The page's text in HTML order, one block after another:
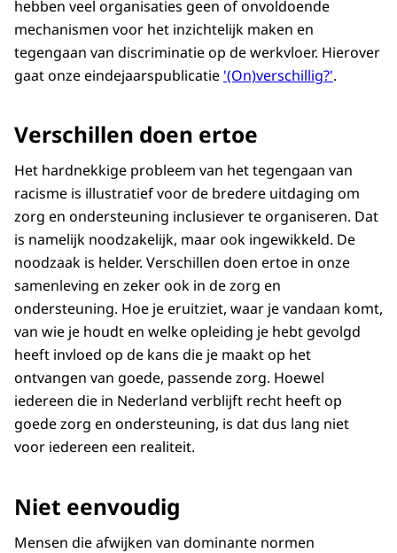
hebben veel organisaties geen of onvoldoende
mechanismen voor het inzichtelijk maken en
tegengaan van discriminatie op de werkvloer. Hierover
gaat onze eindejaarspublicatie '(On)verschillig?'.
Verschillen doen ertoe
Het hardnekkige probleem van het tegengaan van
racisme is illustratief voor de bredere uitdaging om
zorg en ondersteuning inclusiever te organiseren. Dat
is namelijk noodzakelijk, maar ook ingewikkeld. De
noodzaak is helder. Verschillen doen ertoe in onze
samenleving en zeker ook in de zorg en
ondersteuning. Hoe je eruitziet, waar je vandaan komt,
van wie je houdt en welke opleiding je hebt gevolgd
heeft invloed op de kans die je maakt op het
ontvangen van goede, passende zorg. Hoewel
iedereen die in Nederland verblijft recht heeft op
goede zorg en ondersteuning, is dat dus lang niet
voor iedereen een realiteit.
Niet eenvoudig
Mensen die afwijken van dominante normen